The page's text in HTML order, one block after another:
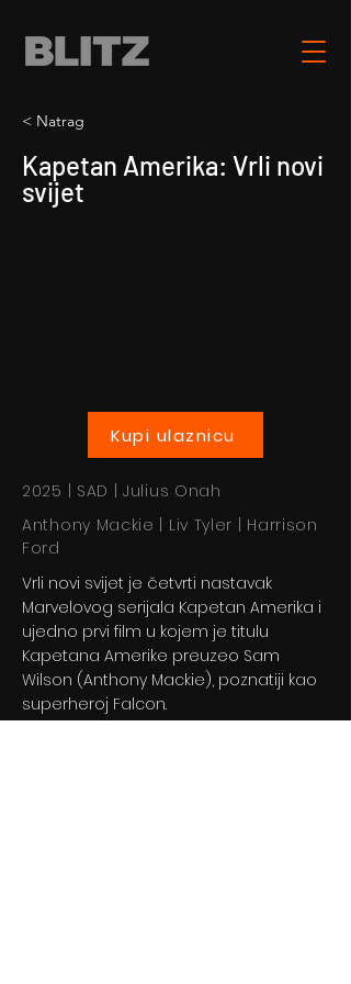
< Natrag
Kapetan Amerika: Vrli novi
svijet
Kupi ulaznicu
2025 | SAD | Julius Onah
Anthony Mackie | Liv Tyler | Harrison
Ford
Vrli novi svijet je četvrti nastavak
Marvelovog serijala Kapetan Amerika i
ujedno prvi film u kojem je titulu
Kapetana Amerike preuzeo Sam
Wilson (Anthony Mackie), poznatiji kao
superheroj Falcon.